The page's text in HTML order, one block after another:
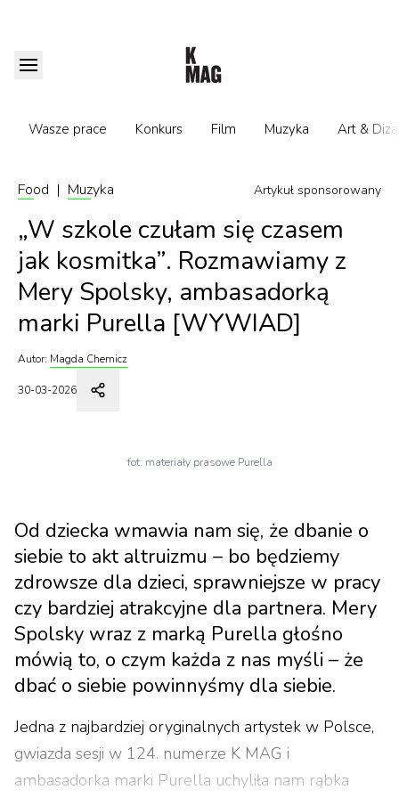
Wasze prace Konkurs Film Muzyka Art &
Food | Muzyka Artykuł sponsorowany
„W szkole czułam się czasem
jak kosmitka”. Rozmawiamy z
Mery Spolsky, ambasadorką
marki Purella [WYWIAD]
Autor: Magda Chemicz
30-03-2026
fot. materiały prasowe Purella
Od dziecka wmawia nam się, że dbanie o
siebie to akt altruizmu – bo będziemy
zdrowsze dla dzieci, sprawniejsze w pracy
czy bardziej atrakcyjne dla partnera. Mery
Spolsky wraz z marką Purella głośno
mówią to, o czym każda z nas myśli – że
dbać o siebie powinnyśmy dla siebie.
Jedna z najbardziej oryginalnych artystek w Polsce,
gwiazda sesji w 124. numerze K MAG i
ambasadorka marki Purella uchyliła nam rąbka